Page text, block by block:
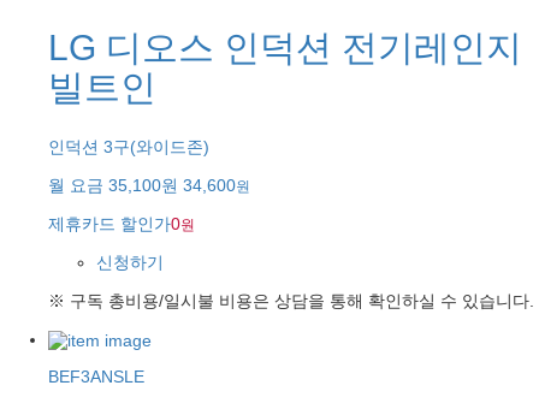
LG 디오스 인덕션 전기레인지
빌트인
인덕션 3구(와이드존)
월 요금 35,100원 34,600원
제휴카드 할인가0원
신청하기
※ 구독 총비용/일시불 비용은 상담을 통해 확인하실 수 있습니다.
BEF3ANSLE